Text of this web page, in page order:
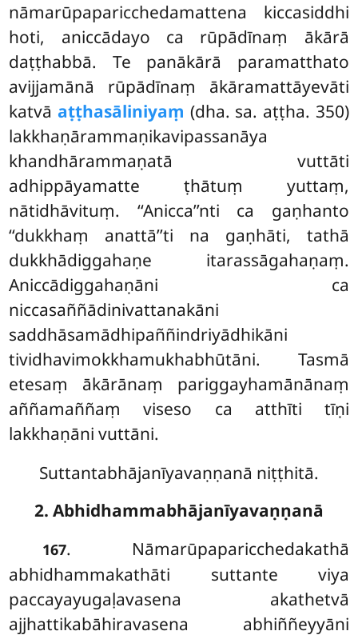
nāmarūpaparicchedamattena kiccasiddhi
hoti, aniccādayo ca rūpādīnaṃ ākārā
daṭṭhabbā. Te panākārā paramatthato
avijjamānā rūpādīnaṃ ākāramattāyevāti
katvā aṭṭhasāliniyaṃ (dha. sa. aṭṭha. 350)
lakkhaṇārammaṇikavipassanāya
khandhārammaṇatā vuttāti
adhippāyamatte ṭhātuṃ yuttaṃ,
nātidhāvituṃ. ‘‘Anicca’’nti ca gaṇhanto
‘‘dukkhaṃ anattā’’ti na gaṇhāti, tathā
dukkhādiggahaṇe itarassāgahaṇaṃ.
Aniccādiggahaṇāni ca
niccasaññādinivattanakāni
saddhāsamādhipaññindriyādhikāni
tividhavimokkhamukhabhūtāni. Tasmā
etesaṃ ākārānaṃ pariggayhamānānaṃ
aññamaññaṃ viseso ca atthīti tīṇi
lakkhaṇāni vuttāni.
Suttantabhājanīyavaṇṇanā niṭṭhitā.
2. Abhidhammabhājanīyavaṇṇanā
167. Nāmarūpaparicchedakathā
abhidhammakathāti suttante viya
paccayayugaḷavasena akathetvā
ajjhattikabāhiravasena abhiññeyyāni